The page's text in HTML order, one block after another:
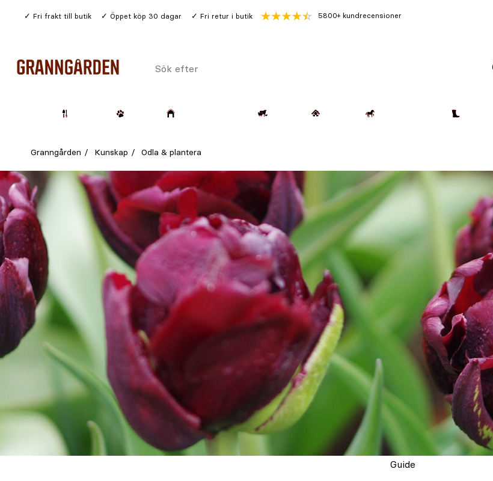
Fri frakt till butik Öppet köp 30 dagar Fri retur i butik 5800+ kundrecensioner
Sök
Granngården Kunskap Odla & plantera
Guide